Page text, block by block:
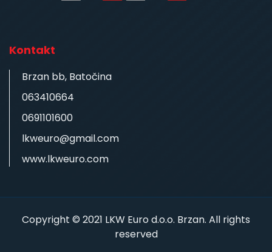
Kontakt
Brzan bb, Batočina
063410664
0691101600
lkweuro@gmail.com
www.lkweuro.com
Copyright © 2021 LKW Euro d.o.o. Brzan. All rights
reserved